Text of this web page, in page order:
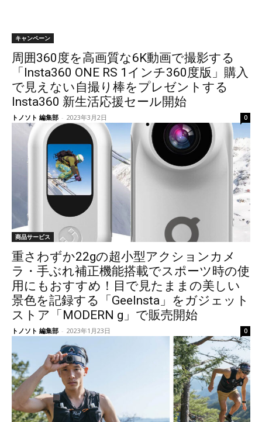
キャンペーン
周囲360度を高画質な6K動画で撮影する
「Insta360 ONE RS 1インチ360度版」購入
で見えない自撮り棒をプレゼントする
Insta360 新生活応援セール開始
トノソト 編集部 - 2023年3月2日 0
商品サービス
重さわずか22gの超小型アクションカメ
ラ・手ぶれ補正機能搭載でスポーツ時の使
用にもおすすめ！目で見たままの美しい
景色を記録する「GeeInsta」をガジェット
ストア「MODERN g」で販売開始
トノソト 編集部 - 2023年1月23日 0